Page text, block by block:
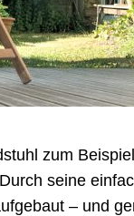
zum
seine
– und